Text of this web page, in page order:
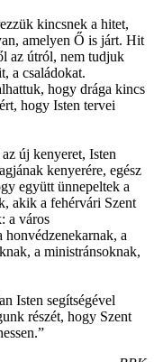
kincsnek a hitet,
amelyen Ő is járt. Hit
az útról, nem tudjuk
a családokat.
hogy drága kincs
hogy Isten tervei
új kenyeret, Isten
kenyerére, egész
együtt ünnepeltek a
akik a fehérvári Szent
a város
a
a ministránsoknak,
Isten segítségével
részét, hogy Szent